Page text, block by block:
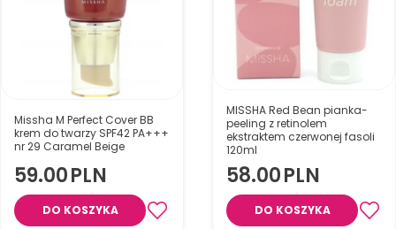
Missha M Perfect Cover BB
krem do twarzy SPF42 PA+++
nr 29 Caramel Beige
59.00PLN
DO KOSZYKA
Oczyszczająca pianka
peelingująca z retinolem i
MISSHA Red Bean pianka-
peeling z retinolem
ekstraktem czerwonej fasoli
120ml
58.00PLN
DO KOSZYKA